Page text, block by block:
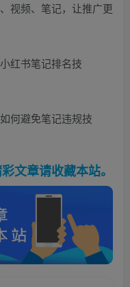
视频、笔记，让推广更
红书笔记排名技
何避免笔记违规技
文章请收藏本站。